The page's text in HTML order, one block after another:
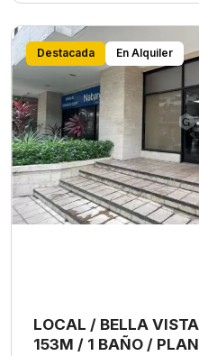
Destacada En Alquiler
LOCAL / BELLA
153M / 1 BAÑO /